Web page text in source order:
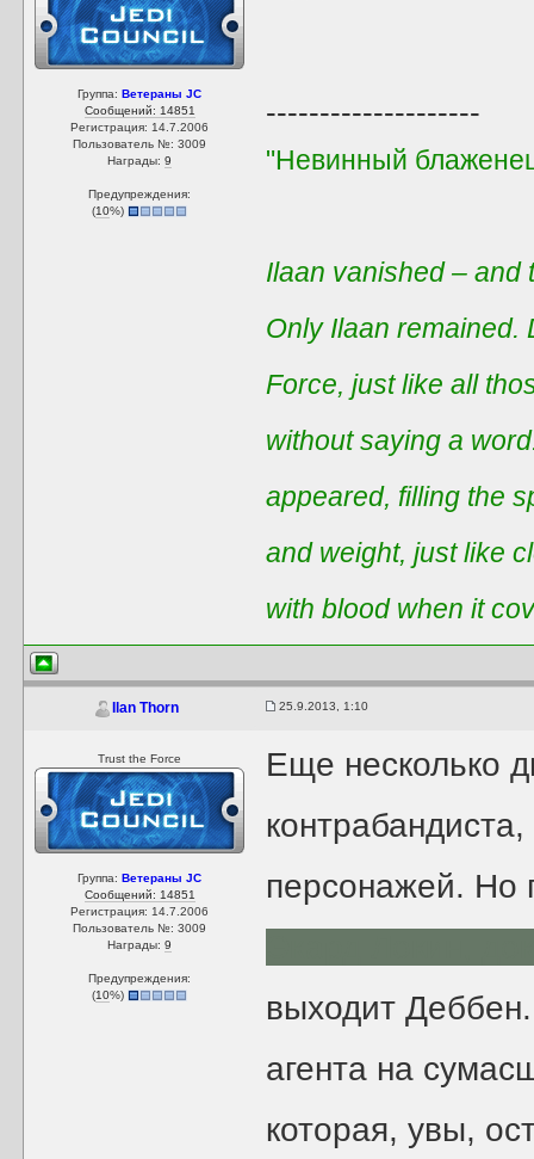
Группа:Ветераны JC
Сообщений: 14851
Регистрация: 14.7.2006
Пользователь №: 3009
Награды:9
Предупреждения:
(10%)
--------------------
"Невинный
Ilaan vanished – and
Only Ilaan remained.
Force, just like all
without saying a
appeared, filling the
and weight, just like
with blood when it
Ilan Thorn 25.9.2013, 1:10
Trust the Force
Группа:Ветераны JC
Сообщений: 14851
Регистрация: 14.7.2006
Пользователь №: 3009
Награды:9
Предупреждения:
(10%)
Еще несколько
персонажей. Но
выходит
агента на
которая, увы,